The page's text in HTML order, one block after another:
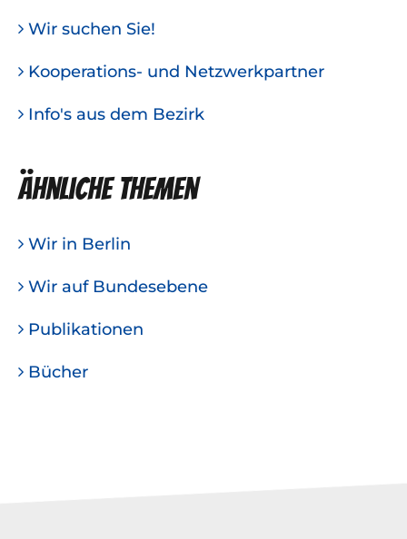
Wir suchen Sie!
Kooperations- und Netzwerkpartner
Info's aus dem Bezirk
Ähnliche Themen
Wir in Berlin
Wir auf Bundesebene
Publikationen
Bücher